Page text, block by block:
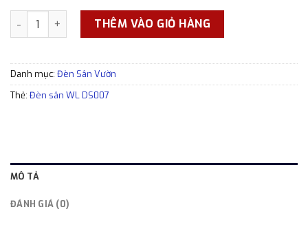
Đèn sân WL DS007 thiết kế hình bình độc đáo phát sáng số
THÊM VÀO GIỎ HÀNG
Danh mục: Đèn Sân Vườn
Thẻ: Đèn sân WL DS007
MÔ TẢ
ĐÁNH GIÁ (0)